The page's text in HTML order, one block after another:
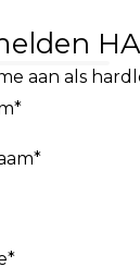
aan als